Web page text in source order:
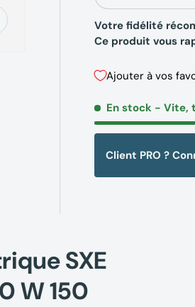
Votre fidélité
Ce produit vous
Ajouter à vos
En stock - Vite,
Client PRO ?
SXE
W150